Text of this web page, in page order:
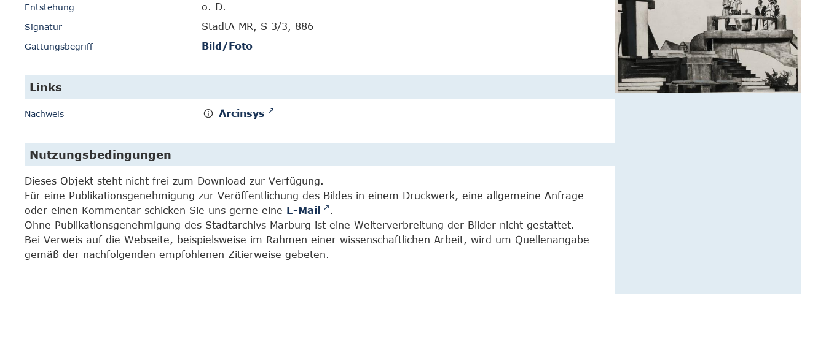
Entstehung o. D.
Signatur StadtA MR, S 3/3, 886
Gattungsbegriff Bild/Foto
Links
Nachweis Arcinsys
Nutzungsbedingungen
Dieses Objekt steht nicht frei zum Download zur Verfügung.
Für eine Publikationsgenehmigung zur Veröffentlichung des Bildes in einem Druckwerk, eine allgemeine Anfrage
oder einen Kommentar schicken Sie uns gerne eine E-Mail
.
Ohne Publikationsgenehmigung des Stadtarchivs Marburg ist eine Weiterverbreitung der Bilder nicht gestattet.
Bei Verweis auf die Webseite, beispielsweise im Rahmen einer wissenschaftlichen Arbeit, wird um Quellenangabe
gemäß der nachfolgenden empfohlenen Zitierweise gebeten.